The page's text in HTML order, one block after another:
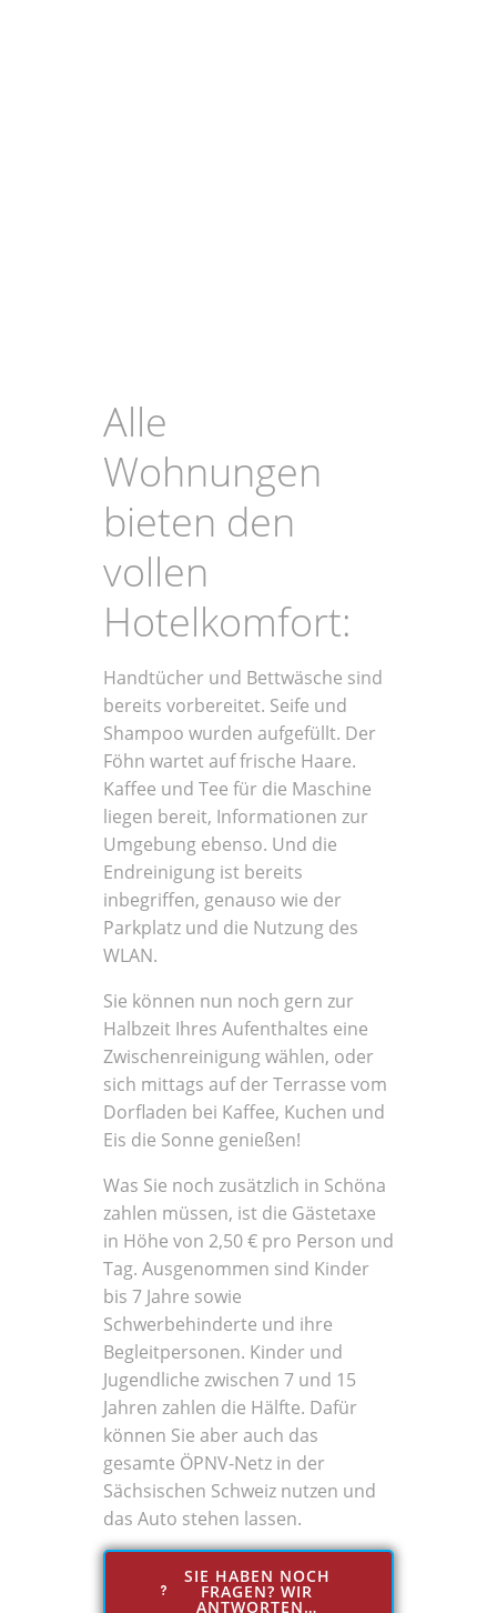
Alle
Wohnungen
bieten den
vollen
Hotelkomfort:
Handtücher und Bettwäsche sind
bereits vorbereitet. Seife und
Shampoo wurden aufgefüllt. Der
Föhn wartet auf frische Haare.
Kaffee und Tee für die Maschine
liegen bereit, Informationen zur
Umgebung ebenso. Und die
Endreinigung ist bereits
inbegriffen, genauso wie der
Parkplatz und die Nutzung des
WLAN.
Sie können nun noch gern zur
Halbzeit Ihres Aufenthaltes eine
Zwischenreinigung wählen, oder
sich mittags auf der Terrasse vom
Dorfladen bei Kaffee, Kuchen und
Eis die Sonne genießen!
Was Sie noch zusätzlich in Schöna
zahlen müssen, ist die Gästetaxe
in Höhe von 2,50 € pro Person und
Tag. Ausgenommen sind Kinder
bis 7 Jahre sowie
Schwerbehinderte und ihre
Begleitpersonen. Kinder und
Jugendliche zwischen 7 und 15
Jahren zahlen die Hälfte. Dafür
können Sie aber auch das
gesamte ÖPNV-Netz in der
Sächsischen Schweiz nutzen und
das Auto stehen lassen.
SIE HABEN NOCH
FRAGEN? WIR
ANTWORTEN…